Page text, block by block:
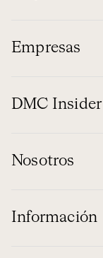
Empresas
DMC Insider
Nosotros
Información